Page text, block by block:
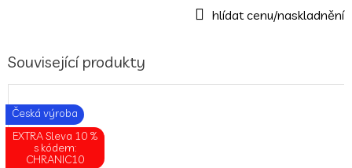
Související produkty
Česká výroba
EXTRA Sleva 10 %
s kódem:
CHRANIC10